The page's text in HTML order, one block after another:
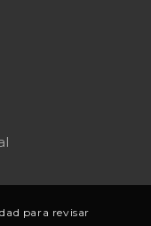
para revisar